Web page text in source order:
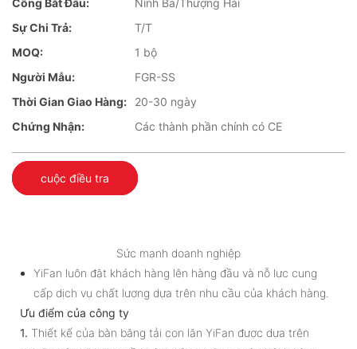
Cổng Bắt Đầu:
Ninh Ba/Thượng Hải
Sự Chi Trả:
T/T
MOQ:
1 bộ
Người Mẫu:
FGR-SS
Thời Gian Giao Hàng:
20-30 ngày
Chứng Nhận:
Các thành phần chính có CE
cuộc điều tra
Sức mạnh doanh nghiệp
YiFan luôn đặt khách hàng lên hàng đầu và nỗ lực cung
cấp dịch vụ chất lượng dựa trên nhu cầu của khách hàng.
Ưu điểm của công ty
1. Thiết kế của bàn băng tải con lăn YiFan được dựa trên